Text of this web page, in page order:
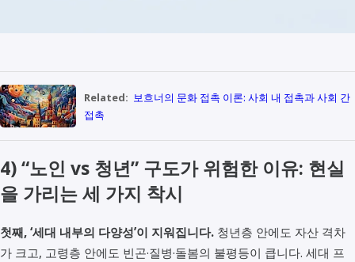
Related: 보흐너의 문화 접촉 이론: 사회 내 접촉과 사회 간
접촉
4) “노인 vs 청년” 구도가 위험한 이유: 현실
을 가리는 세 가지 착시
첫째, ‘세대 내부의 다양성’이 지워집니다. 청년층 안에도 자산 격차
가 크고, 고령층 안에도 빈곤·질병·돌봄의 불평등이 큽니다. 세대 프